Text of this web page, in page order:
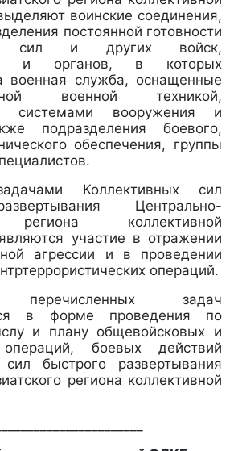
воинские соединения,
постоянной готовности
сил и других войск,
и органов, в которых
военная служба, оснащенные
военной техникой,
системами вооружения и
подразделения боевого,
обеспечения, группы
Коллективных сил
Центрально-
региона коллективной
участие в отражении
агрессии и в проведении
операций.
перечисленных задач
в форме проведения по
и плану общевойсковых и
операций, боевых действий
сил быстрого развертывания
региона коллективной